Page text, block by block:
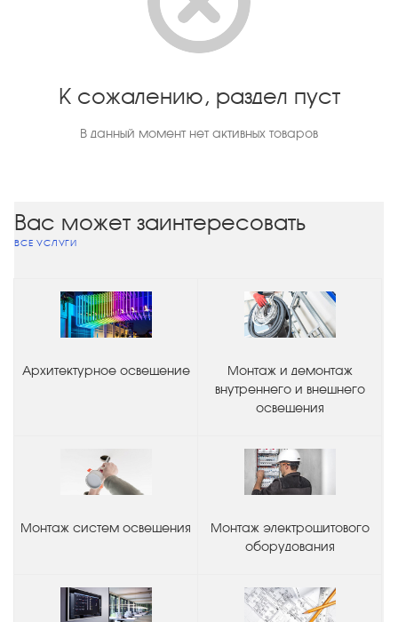
К сожалению, раздел пуст
В данный момент нет активных товаров
Вас может заинтересовать
ВСЕ УСЛУГИ
Архитектурное освещение
Монтаж и демонтаж
внутреннего и внешнего
освещения
Монтаж систем освещения
Монтаж электрощитового
оборудования